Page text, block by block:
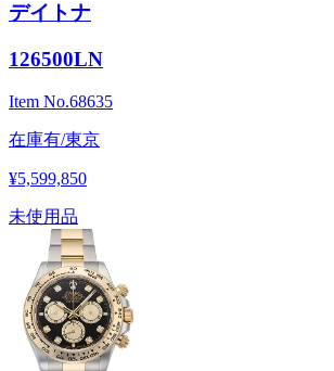
デイトナ
126500LN
Item No.68635
在庫有/東京
¥5,599,850
未使用品